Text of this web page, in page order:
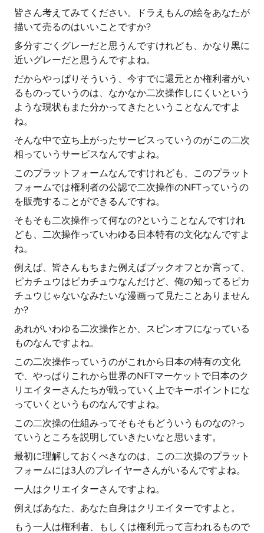
皆さん考えてみてください。ドラえもんの絵をあなたが
描いて売るのはいいことですか?
多分すごくグレーだと思うんですけれども、かなり黒に
近いグレーだと思うんですよね。
だからやっぱりそういう、今すでに還元とか権利者がい
るものっていうのは、なかなか二次操作しにくいという
ような現状もまた分かってきたということなんですよ
ね。
そんな中で立ち上がったサービスっていうのがこの二次
相っていうサービスなんですよね。
このプラットフォームなんですけれども、このプラット
フォームでは権利者の公認で二次操作のNFTっていうの
を販売することができるんですね。
そもそも二次操作って何なの?ということなんですけれ
ども、二次操作っていわゆる日本特有の文化なんですよ
ね。
例えば、皆さんもちまた例えばブックオフとか言って、
ピカチュウはピカチュウなんだけど、俺の知ってるピカ
チュウじゃないなみたいな漫画って見たことありません
か?
あれがいわゆる二次操作とか、スピンオフになっている
ものなんですよね。
この二次操作っていうのがこれから日本の特有の文化
で、やっぱりこれから世界のNFTマーケットで日本のク
リエイターさんたちが戦っていく上でキーポイントにな
っていくというものなんですよね。
この二次操の仕組みってそもそもどういうものなの?っ
ていうところを説明していきたいなと思います。
最初に理解しておくべきなのは、この二次操のプラット
フォームには3人のプレイヤーさんがいるんですよね。
一人はクリエイターさんですよね。
例えばあなた、あなた自身はクリエイターですよと。
もう一人は権利者、もしくは権利元って言われるもので